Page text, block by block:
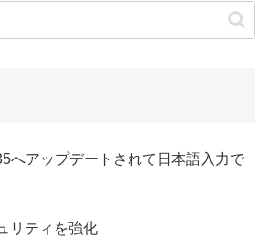
へアップデートされて日本語入力で
リティを強化